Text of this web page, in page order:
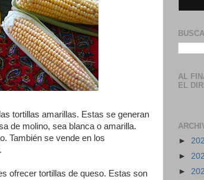
tortillas amarillas. Estas se generan
de molino, sea blanca o amarilla.
También se vende en los
ofrecer tortillas de queso. Estas son
AL
EL
►
►
►